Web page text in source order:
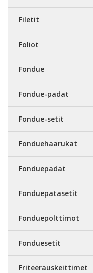
Filetit
Foliot
Fondue
Fondue-padat
Fondue-setit
Fonduehaarukat
Fonduepadat
Fonduepatasetit
Fonduepolttimot
Fonduesetit
Friteerauskeittimet